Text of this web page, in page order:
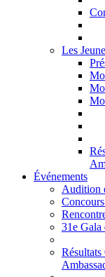
Les
Événements
Audition
31e Gala
Résultats